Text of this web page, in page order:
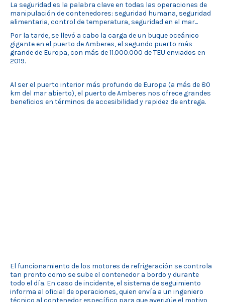
La seguridad es la palabra clave en todas las operaciones de
manipulación de contenedores: seguridad humana, seguridad
alimentaria, control de temperatura, seguridad en el mar...
Por la tarde, se llevó a cabo la carga de un buque oceánico
gigante en el puerto de Amberes, el segundo puerto más
grande de Europa, con más de 11.000.000 de TEU enviados en
2019.
Al ser el puerto interior más profundo de Europa (a más de 80
km del mar abierto), el puerto de Amberes nos ofrece grandes
beneficios en términos de accesibilidad y rapidez de entrega.
El funcionamiento de los motores de refrigeración se controla
tan pronto como se sube el contenedor a bordo y durante
todo el día. En caso de incidente, el sistema de seguimiento
informa al oficial de operaciones, quien envía a un ingeniero
técnico al contenedor específico para que averigüe el motivo